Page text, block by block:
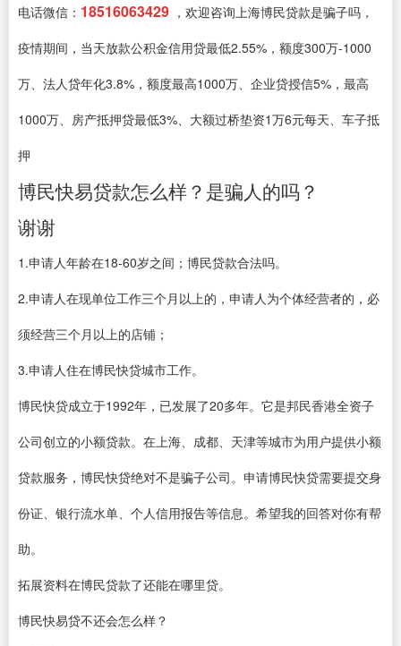
电话微信： 18516063429 ，欢迎咨询上海博民贷款是骗子吗，
疫情期间，当天放款公积金信用贷最低2.55%，额度300万-1000
万、法人贷年化3.8%，额度最高1000万、企业贷授信5%，最高
1000万、房产抵押贷最低3%、大额过桥垫资1万6元每天、车子抵
押
博民快易贷款怎么样？是骗人的吗？
谢谢
1.申请人年龄在18-60岁之间；博民贷款合法吗。
2.申请人在现单位工作三个月以上的，申请人为个体经营者的，必
须经营三个月以上的店铺；
3.申请人住在博民快贷城市工作。
博民快贷成立于1992年，已发展了20多年。它是邦民香港全资子
公司创立的小额贷款。在上海、成都、天津等城市为用户提供小额
贷款服务，博民快贷绝对不是骗子公司。申请博民快贷需要提交身
份证、银行流水单、个人信用报告等信息。希望我的回答对你有帮
助。
拓展资料在博民贷款了还能在哪里贷。
博民快易贷不还会怎么样？